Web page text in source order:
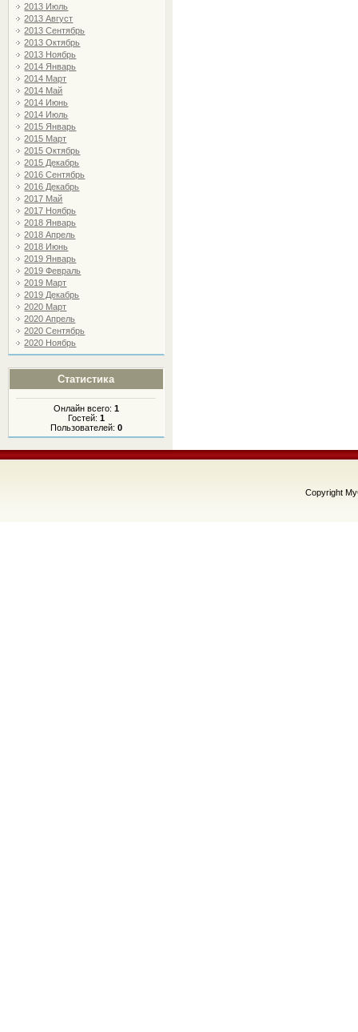
2013 Июль
2013 Август
2013 Сентябрь
2013 Октябрь
2013 Ноябрь
2014 Январь
2014 Март
2014 Май
2014 Июнь
2014 Июль
2015 Январь
2015 Март
2015 Октябрь
2015 Декабрь
2016 Сентябрь
2016 Декабрь
2017 Май
2017 Ноябрь
2018 Январь
2018 Апрель
2018 Июнь
2019 Январь
2019 Февраль
2019 Март
2019 Декабрь
2020 Март
2020 Апрель
2020 Сентябрь
2020 Ноябрь
Статистика
Онлайн всего: 1
Гостей: 1
Пользователей: 0
Copyright